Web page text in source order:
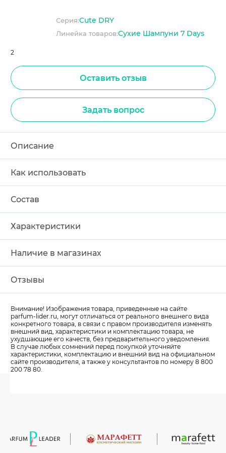
Серия:Cute DRY
Линейка товаров:Сухие Шампуни 7 Days
2
Оставить отзыв
Задать вопрос
Описание
Как использовать
Состав
Характеристики
Наличие в магазинах
Отзывы
Внимание! Изображения товара, приведенные на сайте
parfum-lider.ru, могут отличаться от реального внешнего вида
конкретного товара, в связи с правом производителя изменять
внешний вид, характеристики и комплектацию товара, не
ухудшающие его качеств, без предварительного уведомления.
В случае любых сомнений перед покупкой уточняйте
характеристики, комплектацию и внешний вид на официальном
сайте производителя, а также у консультантов по номеру 8 800
200 78 80.